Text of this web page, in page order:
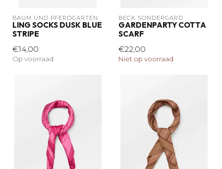
BAUM UND PFERDGARTEN
LING SOCKS DUSK BLUE
STRIPE
€14,00
Op voorraad
BECK SÖNDERGARD
GARDENPARTY COTTA
SCARF
€22,00
Niet op voorraad